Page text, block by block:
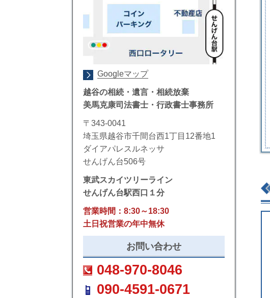
Googleマップ
越谷の相続・遺言・相続放棄
美馬克康司法書士・行政書士事務所
〒343-0041
埼玉県越谷市千間台西1丁目12番地1
ダイアパレスルネッサ
せんげん台506号
東武スカイツリーライン
せんげん台駅西口１分
営業時間：8:30～18:30
土日祝営業の年中無休
お問い合わせ
048-970-8046
090-4591-0671